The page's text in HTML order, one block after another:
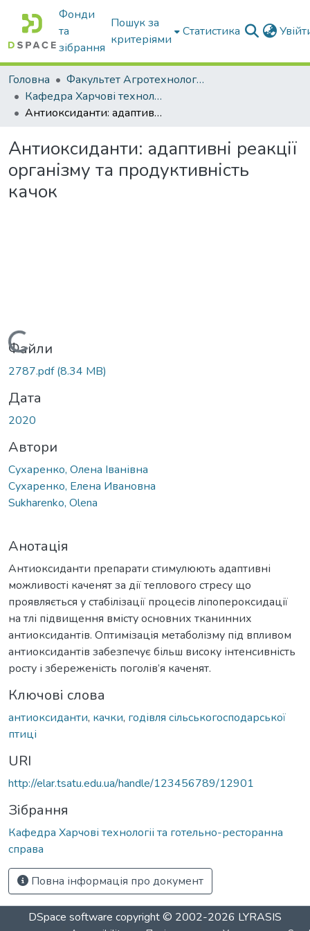
Фонди
та
зібрання
Пошук за
критеріями
Статистика
Головна
Факультет Агротехнологій та екології
Кафедра Харчові технологіі та готельно-ресторанна справа
Антиоксиданти: адаптивні реакції організму та продуктивність качок
Антиоксиданти: адаптивні реакції
організму та продуктивність
качок
Вантажиться...
Файли
2787.pdf(8.34 MB)
Дата
2020
Автори
Сухаренко, Олена Іванівна
Сухаренко, Елена Ивановна
Sukharenko, Olena
Анотація
Антиоксиданти препарати стимулюють адаптивні
можливості каченят за дії теплового стресу що
проявляється у стабілізації процесів ліпопероксидації
на тлі підвищення вмісту основних тканинних
антиоксидантів. Оптимізація метаболізму під впливом
антиоксидантів забезпечує більш високу інтенсивність
росту і збереженість поголів’я каченят.
Ключові слова
антиоксиданти, качки, годівля сільськогосподарської
птиці
URI
http://elar.tsatu.edu.ua/handle/123456789/12901
Зібрання
Кафедра Харчові технологіі та готельно-ресторанна
справа
Повна інформація про документ
DSpace software copyright © 2002-2026 LYRASIS